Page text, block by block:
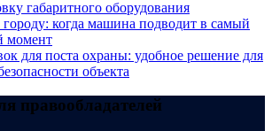
габаритного оборудования
когда машина подводит в самый
момент
для поста охраны: удобное решение для
объекта
правообладателей